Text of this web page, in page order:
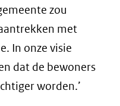
zou
met
In onze visie
dat de bewoners
worden.’